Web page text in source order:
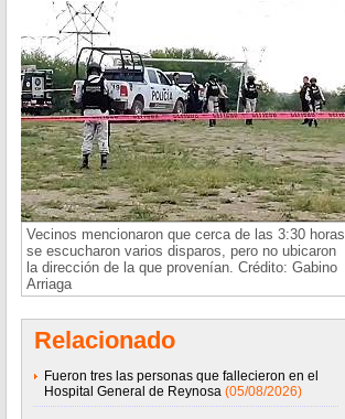
Vecinos mencionaron que cerca de las 3:30 horas
se escucharon varios disparos, pero no ubicaron
la dirección de la que provenían. Crédito: Gabino
Arriaga
Relacionado
Fueron tres las personas que fallecieron en el
Hospital General de Reynosa (05/08/2026)